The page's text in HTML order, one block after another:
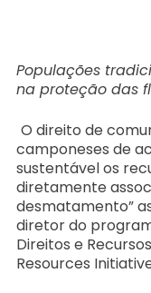
Populações
na proteção das
O direito de
camponeses de
sustentável os
diretamente
desmatamento”
diretor do
Direitos e
Resources